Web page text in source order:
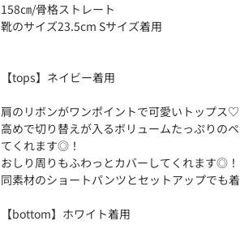
158㎝/骨格ストレート
靴のサイズ23.5cm Sサイズ着用
【tops】ネイビー着用
肩のリボンがワンポイントで可愛いトップス♡
高めで切り替えが入るボリュームたっぷりの
てくれます◎！
おしり周りもふわっとカバーしてくれます◎！
同素材のショートパンツとセットアップでも
【bottom】ホワイト着用